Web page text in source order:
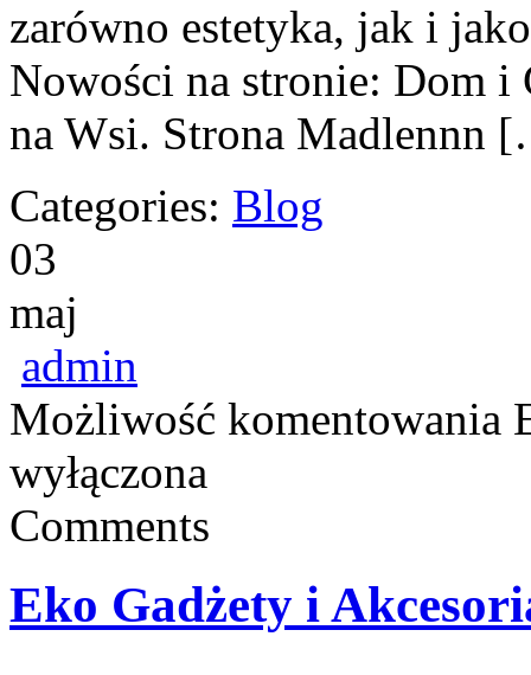
zarówno estetyka, jak i
Nowości na stronie: Dom i
na Wsi. Strona Madlennn
Categories: Blog
03
maj
admin
Możliwość komentowania
wyłączona
Comments
Eko Gadżety i